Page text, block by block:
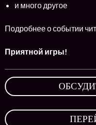
и много другое
Подробнее о событии
Приятной игры!